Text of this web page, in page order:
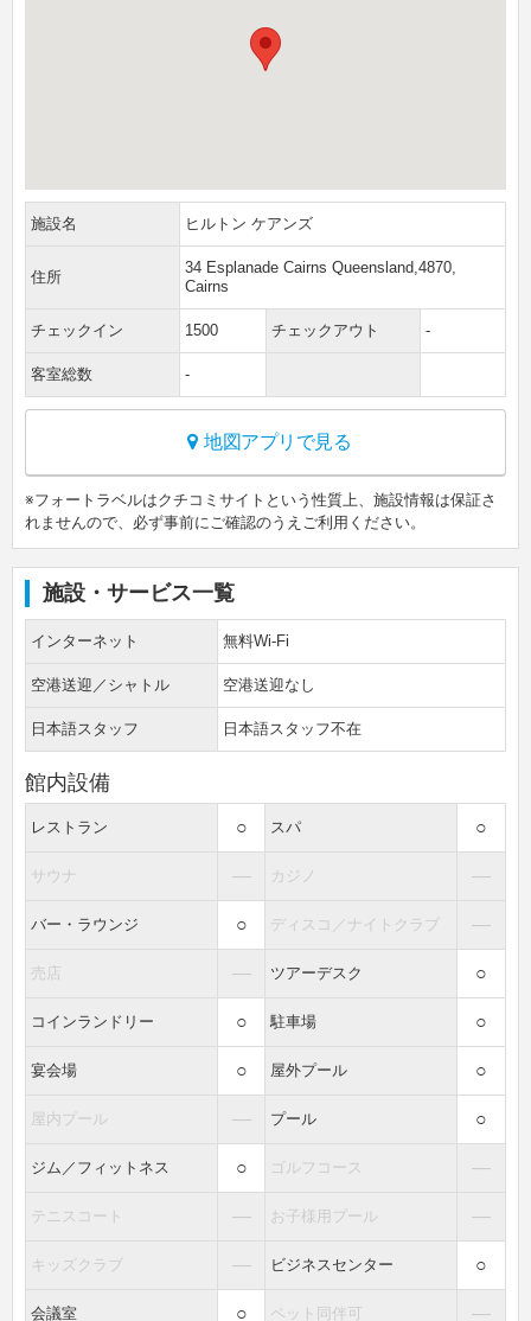
施設名 ヒルトン ケアンズ
住所
34 Esplanade Cairns Queensland,4870,
Cairns
チェックイン 1500 チェックアウト -
客室総数 -
地図アプリで見る
※フォートラベルはクチコミサイトという性質上、施設情報は保証さ
れませんので、必ず事前にご確認のうえご利用ください。
施設・サービス一覧
インターネット 無料Wi-Fi
空港送迎／シャトル 空港送迎なし
日本語スタッフ 日本語スタッフ不在
館内設備
レストラン ○ スパ ○
サウナ ― カジノ ―
バー・ラウンジ ○ ディスコ／ナイトクラブ ―
売店 ― ツアーデスク ○
コインランドリー ○ 駐車場 ○
宴会場 ○ 屋外プール ○
屋内プール ― プール ○
ジム／フィットネス ○ ゴルフコース ―
テニスコート ― お子様用プール ―
キッズクラブ ― ビジネスセンター ○
会議室 ○ ペット同伴可 ―